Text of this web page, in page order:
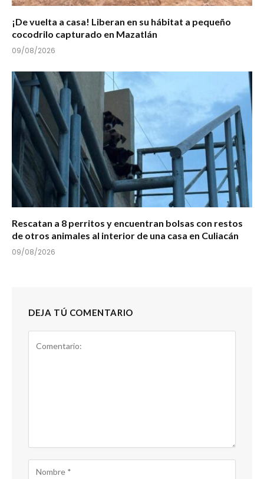
¡De vuelta a casa! Liberan en su hábitat a pequeño
cocodrilo capturado en Mazatlán
09/08/2026
Rescatan a 8 perritos y encuentran bolsas con restos
de otros animales al interior de una casa en Culiacán
09/08/2026
DEJA TÚ COMENTARIO